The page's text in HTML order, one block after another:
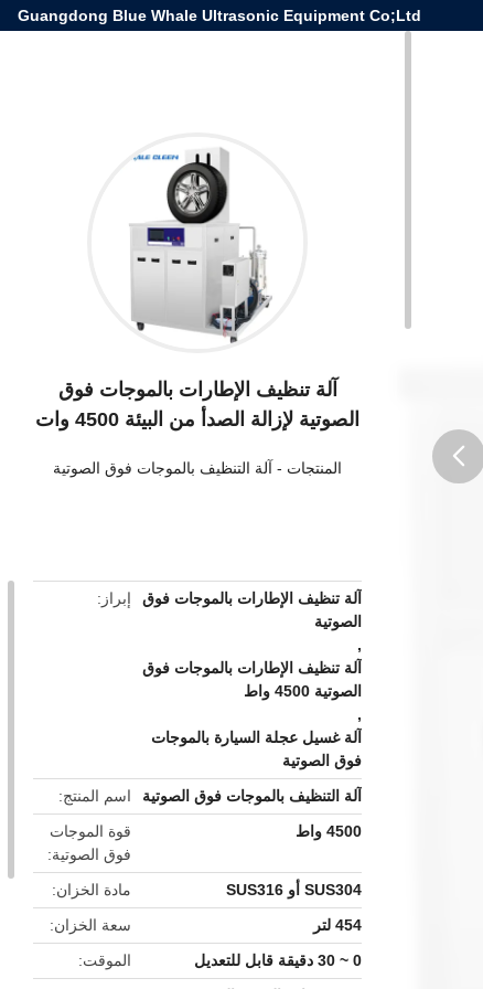
Guangdong Blue Whale Ultrasonic Equipment Co;Ltd
آلة تنظيف الإطارات بالموجات فوق
الصوتية لإزالة الصدأ من البيئة 4500 وات
المنتجات - آلة التنظيف بالموجات فوق الصوتية
إبراز
آلة تنظيف الإطارات بالموجات فوق
الصوتية
,
آلة تنظيف الإطارات بالموجات فوق
الصوتية 4500 واط
,
آلة غسيل عجلة السيارة بالموجات
فوق الصوتية
اسم المنتج
آلة التنظيف بالموجات فوق الصوتية
قوة الموجات
فوق الصوتية
4500 واط
مادة الخزان
SUS304 أو SUS316
سعة الخزان
454 لتر
الموقت
0 ~ 30 دقيقة قابل للتعديل